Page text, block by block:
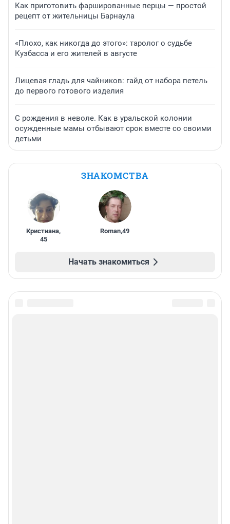
Как приготовить фаршированные перцы — простой
рецепт от жительницы Барнаула
«Плохо, как никогда до этого»: таролог о судьбе
Кузбасса и его жителей в августе
Лицевая гладь для чайников: гайд от набора петель
до первого готового изделия
С рождения в неволе. Как в уральской колонии
осужденные мамы отбывают срок вместе со своими
детьми
ЗНАКОМСТВА
Кристиана,
45
Roman,49
Начать знакомиться